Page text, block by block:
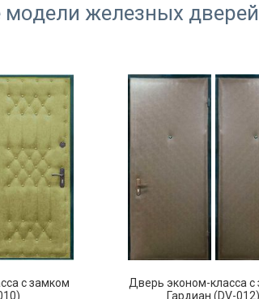
железных дверей
с замком
Дверь эконом-класса с
Гардиан (DV-012)